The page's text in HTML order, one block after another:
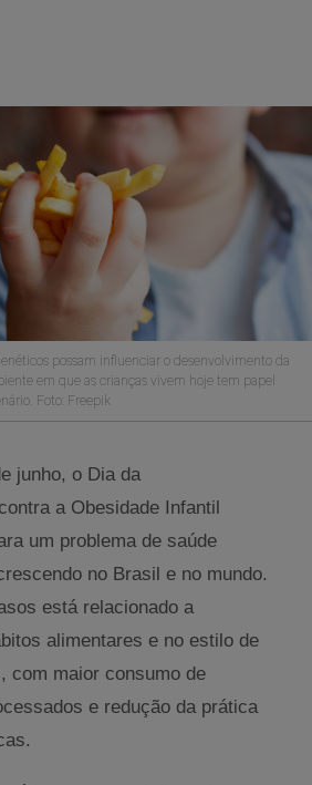
possam influenciar o desenvolvimento da
em que as crianças vivem hoje tem papel
Foto: Freepik
junho, o Dia da
a Obesidade Infantil
um problema de saúde
no Brasil e no mundo.
está relacionado a
alimentares e no estilo de
com maior consumo de
e redução da prática